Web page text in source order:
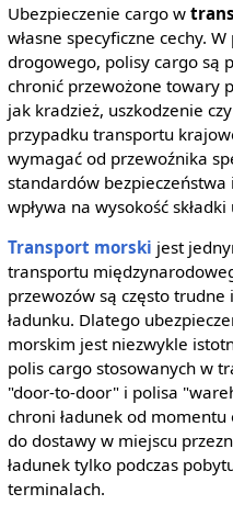
Ubezpieczenie cargo w
własne specyficzne cechy.
drogowego, polisy cargo są
chronić przewożone towary
jak kradzież, uszkodzenie
przypadku transportu
wymagać od przewoźnika
standardów bezpieczeństwa
wpływa na wysokość
Transport morski jest
transportu
przewozów są często
ładunku. Dlatego
morskim jest niezwykle
polis cargo stosowanych w
"door-to-door" i polisa
chroni ładunek od
do dostawy w miejscu
ładunek tylko podczas
terminalach.